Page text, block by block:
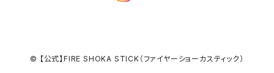
© 【公式】FIRE SHOKA STICK（ファイヤーショーカスティック）